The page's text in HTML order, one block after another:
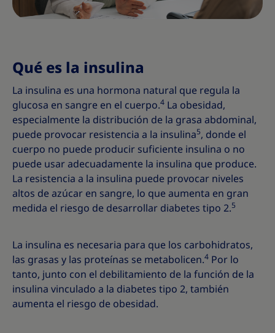
Qué es la insulina
La insulina es una hormona natural que regula la
glucosa en sangre en el cuerpo.4 La obesidad,
especialmente la distribución de la grasa abdominal,
puede provocar resistencia a la insulina5, donde el
cuerpo no puede producir suficiente insulina o no
puede usar adecuadamente la insulina que produce.
La resistencia a la insulina puede provocar niveles
altos de azúcar en sangre, lo que aumenta en gran
medida el riesgo de desarrollar diabetes tipo 2.5
La insulina es necesaria para que los carbohidratos,
las grasas y las proteínas se metabolicen.4 Por lo
tanto, junto con el debilitamiento de la función de la
insulina vinculado a la diabetes tipo 2, también
aumenta el riesgo de obesidad.